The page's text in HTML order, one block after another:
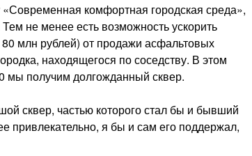
комфортная городская среда»,
не менее есть возможность ускорить
млн рублей) от продажи асфальтовых
находящегося по соседству. В этом
мы получим долгожданный сквер.
сквер, частью которого стал бы и бывший
привлекательно, я бы и сам его поддержал,